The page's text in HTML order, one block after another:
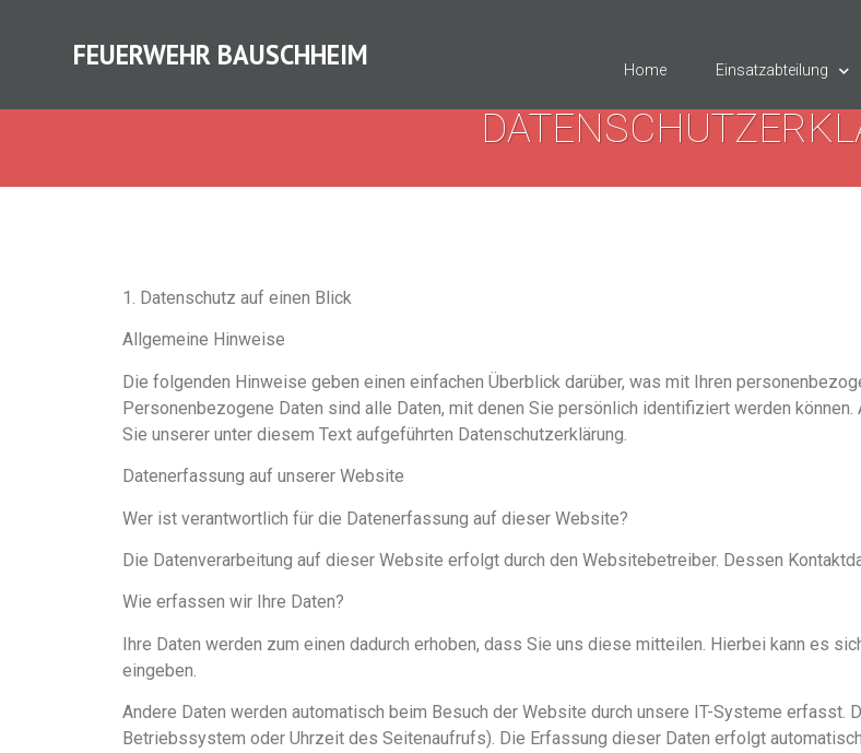
FEUERWEHR BAUSCHHEIM Home Einsatzabteilung
1. Datenschutz auf einen Blick
Allgemeine Hinweise
Die folgenden Hinweise geben einen einfachen Überblick darüber, was mit Ihren
Personenbezogene Daten sind alle Daten, mit denen Sie persönlich identifiziert werden
Sie unserer unter diesem Text aufgeführten Datenschutzerklärung.
Datenerfassung auf unserer Website
Wer ist verantwortlich für die Datenerfassung auf dieser Website?
Die Datenverarbeitung auf dieser Website erfolgt durch den Websitebetreiber. Dessen
Wie erfassen wir Ihre Daten?
Ihre Daten werden zum einen dadurch erhoben, dass Sie uns diese mitteilen. Hierbei kann es
eingeben.
Andere Daten werden automatisch beim Besuch der Website durch unsere IT-Systeme erfasst.
Betriebssystem oder Uhrzeit des Seitenaufrufs). Die Erfassung dieser Daten erfolgt